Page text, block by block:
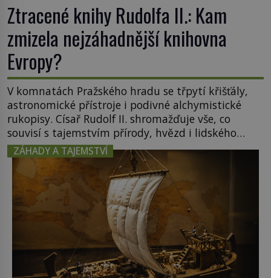
Ztracené knihy Rudolfa II.: Kam
zmizela nejzáhadnější knihovna
Evropy?
V komnatách Pražského hradu se třpytí křišťály,
astronomické přístroje i podivné alchymistické
rukopisy. Císař Rudolf II. shromažďuje vše, co
souvisí s tajemstvím přírody, hvězd i lidského
poznání. Jenže po jeho smrti se jeho slavné sbírky
začínají rozpadat a část z nich mizí navždy. Kdo
odnesl nejvzácnější knihy? A existují ještě někde
zapomenuté rukopisy, které nikdo […]
ZÁHADY A TAJEMSTVÍ